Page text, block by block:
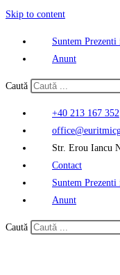
Skip to content
Suntem
Anunt
Caută
+40 213 167 352
Str. Erou Iancu
Contact
Suntem
Anunt
Caută